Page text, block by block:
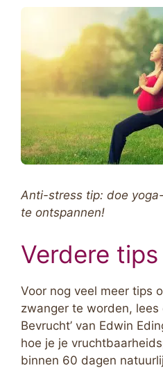
Anti-stress tip: doe
te ontspannen!
Verdere tips
Voor nog veel meer tips
zwanger te worden, lees
Bevrucht’ van Edwin
hoe je je
binnen 60 dagen